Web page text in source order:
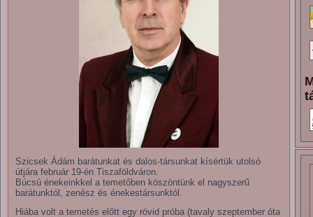
Szicsek Ádám barátunkat és dalos-társunkat kísértük utolsó
útjára február 19-én Tiszaföldváron.
Búcsú énekeinkkel a temetőben köszöntünk el nagyszerű
barátunktól, zenész és énekestársunktól.
Hiába volt a temetés előtt egy rövid próba (tavaly szeptember óta